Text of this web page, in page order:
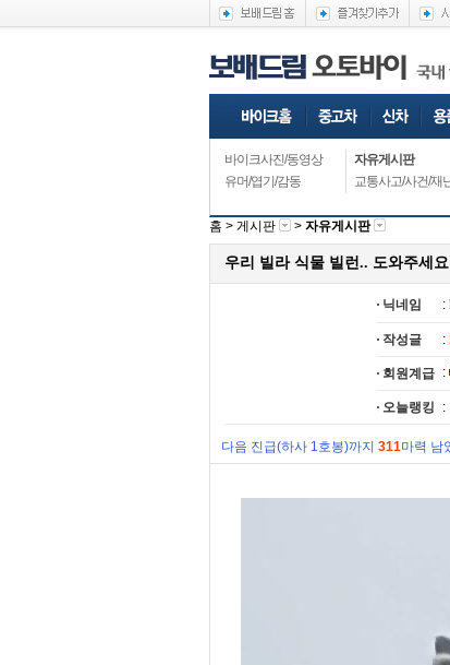
바이크사진/동영상
유머/엽기/감동
자유게시판
교통사고/사건/재
홈 > 게시판 > 자유게시판
우리 빌라 식물 빌런.. 도와주세
닉네임 :
작성글 :
회원계급 :
오늘랭킹 :
다음 진급(하사 1호봉)까지 311마력 남